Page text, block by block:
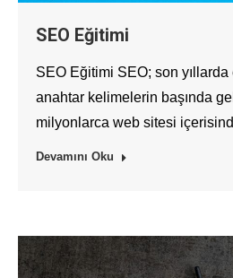
SEO Eğitimi
SEO Eğitimi SEO; son
anahtar kelimelerin başında
milyonlarca web sitesi
Devamını Oku